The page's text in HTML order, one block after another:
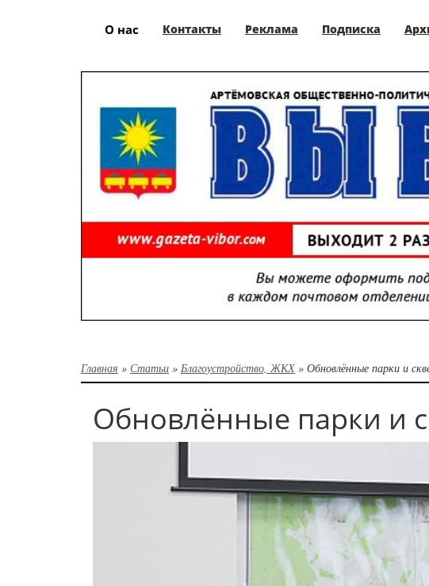
О нас Контакты Реклама Подписка
Главная » Статьи » Благоустройство, ЖКХ » Обновлённые парки и
Обновлённые парки и